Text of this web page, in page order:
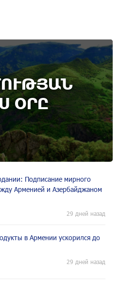
ՕՐԸ
August
удовлетворил иск ААЦ
Ованаванк
Подписание мирного
Арменией и Азербайджаном
29 дней назад
в Армении ускорился до
29 дней назад